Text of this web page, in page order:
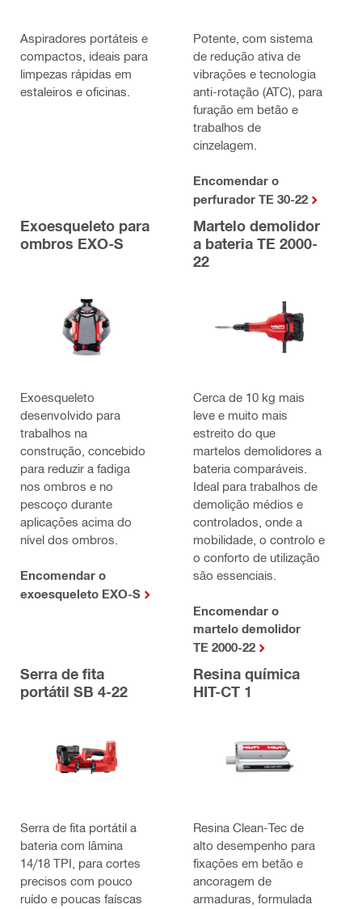
Aspiradores portáteis e
compactos, ideais para
limpezas rápidas em
estaleiros e oficinas.
Potente, com sistema
de redução ativa de
vibrações e tecnologia
anti-rotação (ATC), para
furação em betão e
trabalhos de
cinzelagem.
Encomendar o
perfurador TE 30-22
Exoesqueleto para
ombros EXO-S
Exoesqueleto
desenvolvido para
trabalhos na
construção, concebido
para reduzir a fadiga
nos ombros e no
pescoço durante
aplicações acima do
nível dos ombros.
Encomendar o
exoesqueleto EXO-S
Martelo demolidor
a bateria TE 2000-
22
Cerca de 10 kg mais
leve e muito mais
estreito do que
martelos demolidores a
bateria comparáveis.
Ideal para trabalhos de
demolição médios e
controlados, onde a
mobilidade, o controlo e
o conforto de utilização
são essenciais.
Encomendar o
martelo demolidor
TE 2000-22
Serra de fita
portátil SB 4-22
Serra de fita portátil a
bateria com lâmina
14/18 TPI, para cortes
precisos com pouco
ruído e poucas faíscas
Resina química
HIT-CT 1
Resina Clean-Tec de
alto desempenho para
fixações em betão e
ancoragem de
armaduras, formulada